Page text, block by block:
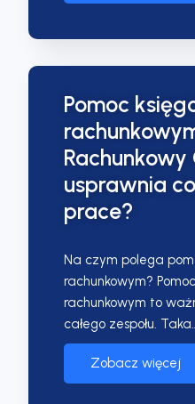
Pomoc
Rachunkowy
usprawnia
prace?
Na czym polega
rachunkowym?
rachunkowym to
całego zespołu.
Zobacz więcej